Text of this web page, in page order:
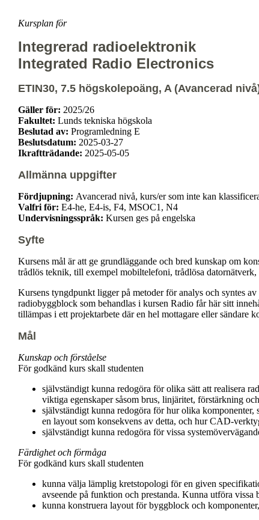
Kursplan för
Integrerad radioelektronik
Integrated Radio Electronics
ETIN30, 7.5 högskolepoäng, A (Avancerad
Gäller för: 2025/26
Fakultet: Lunds tekniska högskola
Beslutad av: Programledning E
Beslutsdatum: 2025-03-27
Ikraftträdande: 2025-05-05
Allmänna uppgifter
Fördjupning: Avancerad nivå, kurs/er som inte kan
Valfri för: E4-he, E4-is, F4, MSOC1, N4
Undervisningsspråk: Kursen ges på engelska
Syfte
Kursens mål är att ge grundläggande och bred kunskap om
trådlös teknik, till exempel mobiltelefoni, trådlösa
Kursens tyngdpunkt ligger på metoder för analys och syntes
radiobyggblock som behandlas i kursen Radio får här sitt
tillämpas i ett projektarbete där en hel mottagare eller sändare
Mål
Kunskap och förståelse
För godkänd kurs skall studenten
självständigt kunna redogöra för olika sätt att realisera
viktiga egenskaper såsom brus, linjäritet, förstärkning
självständigt kunna redogöra för hur olika komponenter,
en layout som konsekvens av detta, och hur CAD-
självständigt kunna redogöra för vissa
Färdighet och förmåga
För godkänd kurs skall studenten
kunna välja lämplig kretstopologi för en given
avseende på funktion och prestanda. Kunna utföra vissa
kunna konstruera layout för byggblock och